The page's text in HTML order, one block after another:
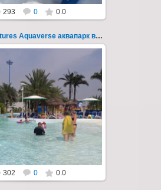
293 0 0.0
Columbia Pictures Aquaverse аквапарк в Паттайе 248
23.10.2022
Pictures Aquaverse - новый
аквапарк в Паттайе.
в октябре 2022 после
и смены...
Thai-Online
302 0 0.0